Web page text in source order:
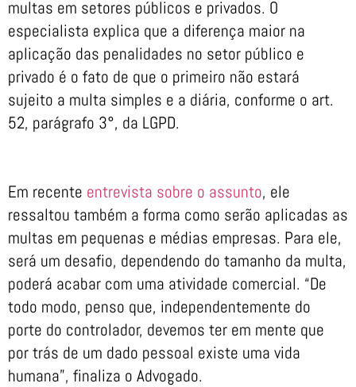
multas em setores públicos e privados. O
especialista explica que a diferença maior na
aplicação das penalidades no setor público e
privado é o fato de que o primeiro não estará
sujeito a multa simples e a diária, conforme o art.
52, parágrafo 3°, da LGPD.
Em recente entrevista sobre o assunto, ele
ressaltou também a forma como serão aplicadas as
multas em pequenas e médias empresas. Para ele,
será um desafio, dependendo do tamanho da multa,
poderá acabar com uma atividade comercial. “De
todo modo, penso que, independentemente do
porte do controlador, devemos ter em mente que
por trás de um dado pessoal existe uma vida
humana”, finaliza o Advogado.